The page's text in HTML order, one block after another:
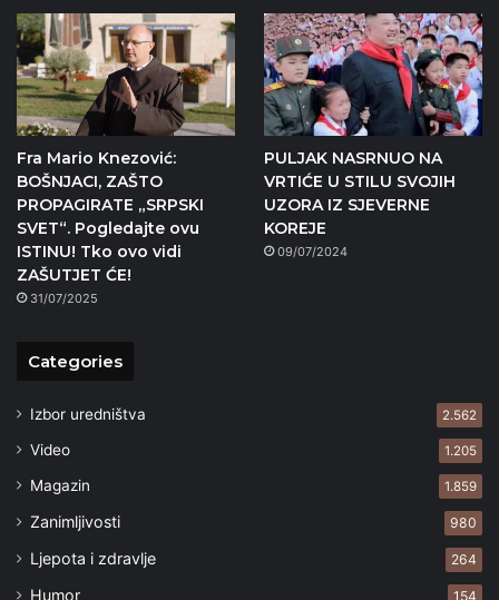
Fra Mario Knezović:
BOŠNJACI, ZAŠTO
PROPAGIRATE „SRPSKI
SVET“. Pogledajte ovu
ISTINU! Tko ovo vidi
ZAŠUTJET ĆE!
31/07/2025
PULJAK NASRNUO NA
VRTIĆE U STILU SVOJIH
UZORA IZ SJEVERNE
KOREJE
09/07/2024
Categories
Izbor uredništva 2.562
Video 1.205
Magazin 1.859
Zanimljivosti 980
Ljepota i zdravlje 264
Humor 154